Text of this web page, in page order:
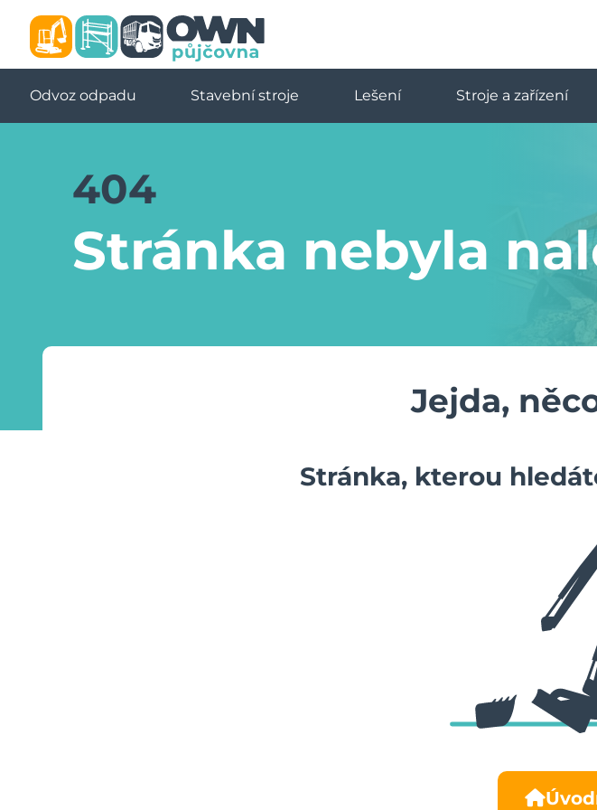
Odvoz odpadu Stavební stroje Lešení Stroje a zařízení
404
Stránka nebyla
Jejda,
Stránka, kterou